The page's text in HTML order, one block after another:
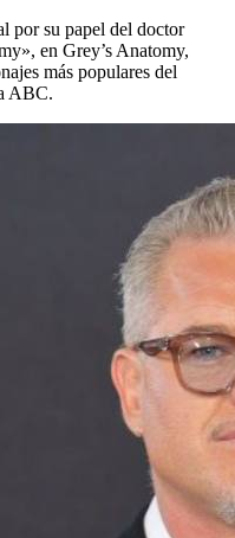
por su papel del doctor
en Grey’s Anatomy,
más populares del
ABC.